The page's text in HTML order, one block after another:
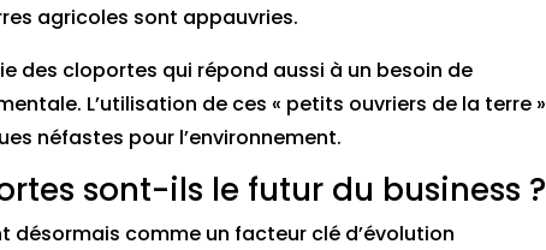
agricoles sont appauvries.
des cloportes qui répond aussi à un besoin de
L’utilisation de ces « petits ouvriers de la terre »
néfastes pour l’environnement.
sont-ils le futur du business ?
désormais comme un facteur clé d’évolution